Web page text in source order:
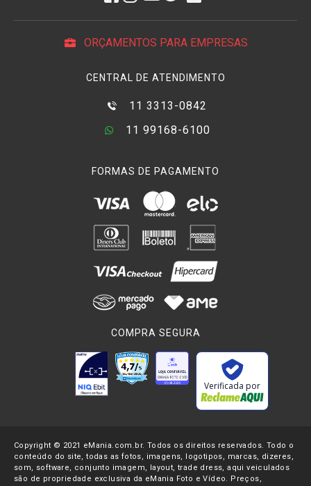
ORÇAMENTOS PARA EMPRESAS
CENTRAL DE ATENDIMENTO
11 3313-0842
11 99168-6100
FORMAS DE PAGAMENTO
COMPRA SEGURA
Verificada por
Copyright © 2021 eMania.com.br. Todos os direitos reservados. Todo o
conteúdo do site, todas as fotos, imagens, logotipos, marcas, dizeres,
som, software, conjunto imagem, layout, trade dress, aqui veiculados
são de propriedade exclusiva da eMania Foto e Vídeo. Preços,